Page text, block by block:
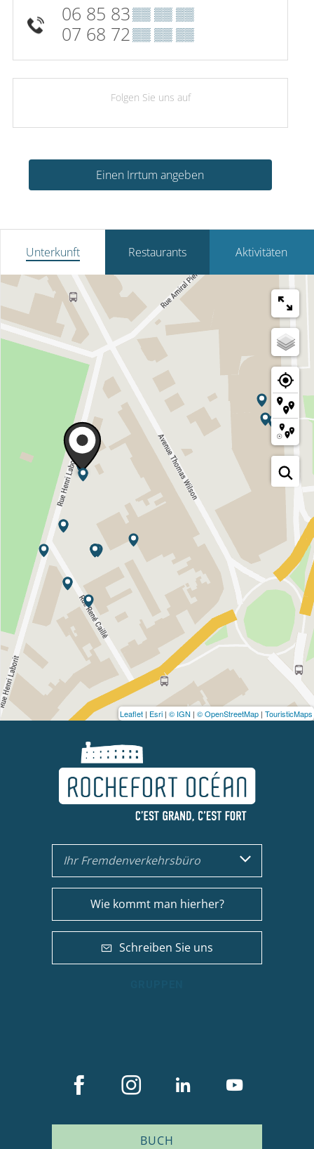
06 85 83▒▒ ▒▒ ▒▒
07 68 72 ▒▒ ▒▒ ▒▒
Folgen Sie uns auf
Einen Irrtum angeben
Unterkunft Restaurants Aktivitäten
Leaflet | Esri | © IGN | © OpenStreetMap | TouristicMaps
Ihr Fremdenverkehrsbüro
Wie kommt man hierher?
Schreiben Sie uns
BUCH